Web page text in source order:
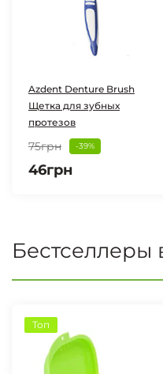
Azdent Denture Brush
Щетка для зубных
протезов
75грн -39%
46грн
Бестселлеры
Топ